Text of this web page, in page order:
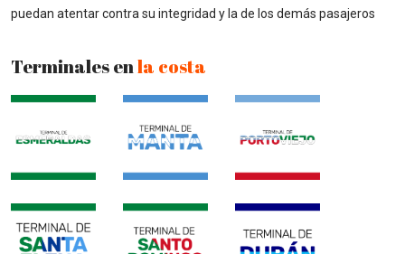
puedan atentar contra su integridad y la de los demás pasajeros
Terminales enla costa